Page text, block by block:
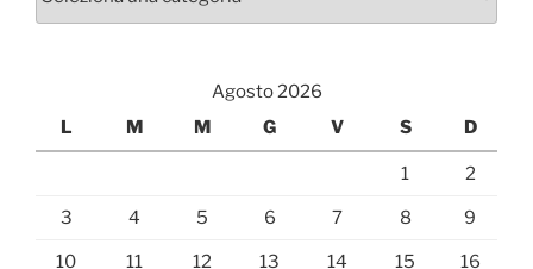
Agosto 2026
L
M M G V S D
1 2
3 4 5 6 7 8 9
10 11 12 13 14 15 16